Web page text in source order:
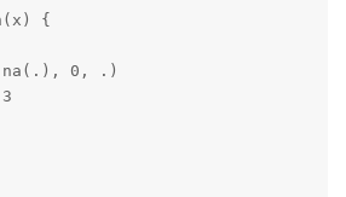
{
0, .)